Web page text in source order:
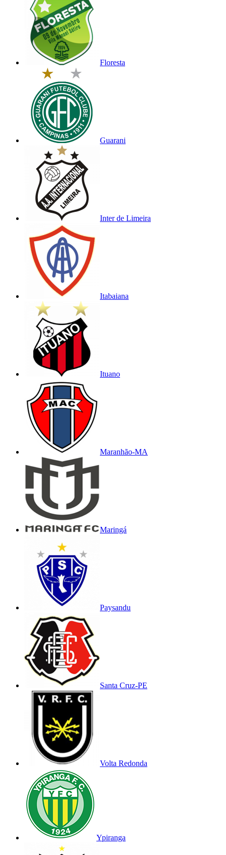
Floresta
Guarani
Inter de Limeira
Itabaiana
Ituano
Maranhão-MA
Maringá
Paysandu
Santa Cruz-PE
Volta Redonda
Ypiranga